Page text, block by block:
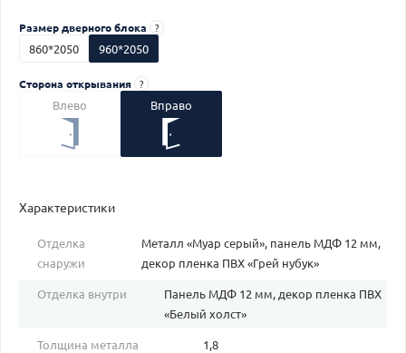
Размер дверного блока ?
860*2050 960*2050
Сторона открывания ?
Влево Вправо
Характеристики
Отделка
снаружи
Металл «Муар серый», панель МДФ 12 мм,
декор пленка ПВХ «Грей нубук»
Отделка внутри
Панель МДФ 12 мм, декор пленка ПВХ
«Белый холст»
Толщина металла
1,8